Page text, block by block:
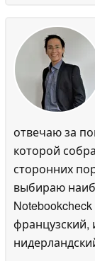
отвечаю за
которой
сторонних
выбираю
французский,